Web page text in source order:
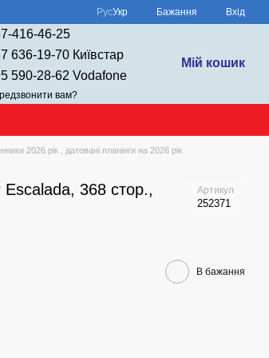
РусУкр Бажання Вхід
416-46-25
636-19-70 Київстар
590-28-62 Vodafone
вам?
Мій кошик
2026 рік , датовані планінги на 2026 рік
368 стор.,
Артикул
252371
В бажання